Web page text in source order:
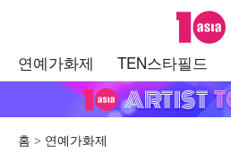
텐아시아
연예가화제 TEN스타필드
홈 연예가화제